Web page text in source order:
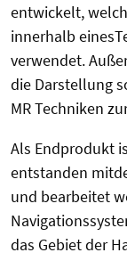
entwickelt,
innerhalb
verwendet.
die Darstellung
MR Techniken
Als Endprodukt
entstanden
und bearbeitet
das Gebiet der